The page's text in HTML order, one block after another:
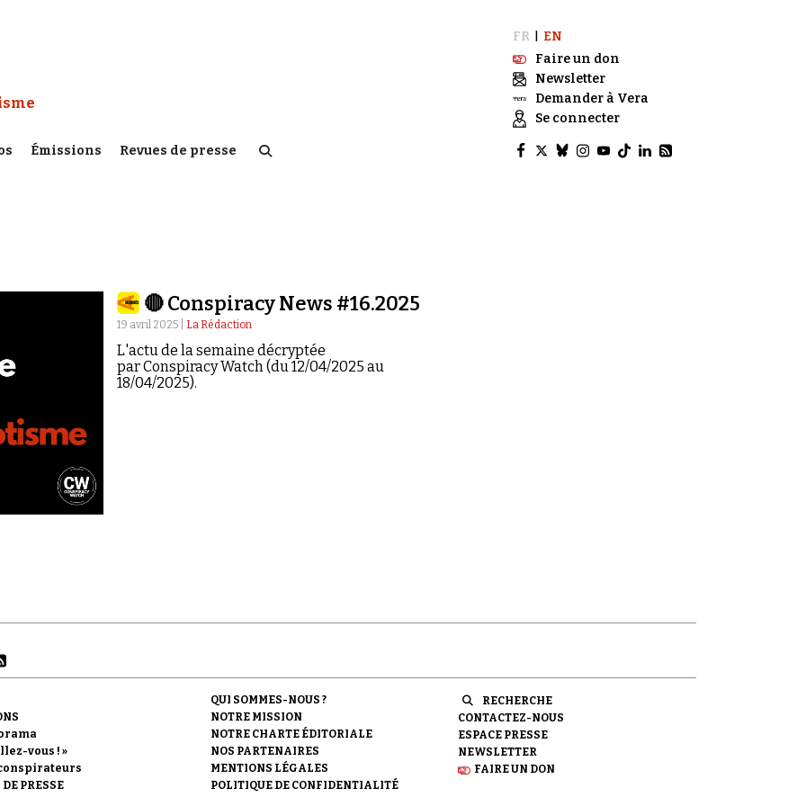
:
Émissions Revues de presse
FR
EN
Faire un don
Newsletter
Demander à Vera
Se connecter
🔴 Conspiracy News #16.2025
19 avril 2025 | La Rédaction
L'actu de la semaine décryptée
par Conspiracy Watch (du 12/04/2025 au
18/04/2025).
vous ! »
PRESSE
QUI SOMMES-NOUS ?
NOTRE MISSION
NOTRE CHARTE ÉDITORIALE
NOS PARTENAIRES
MENTIONS LÉGALES
POLITIQUE DE CONFIDENTIALITÉ
RECHERCHE
CONTACTEZ-NOUS
ESPACE PRESSE
NEWSLETTER
FAIRE UN DON